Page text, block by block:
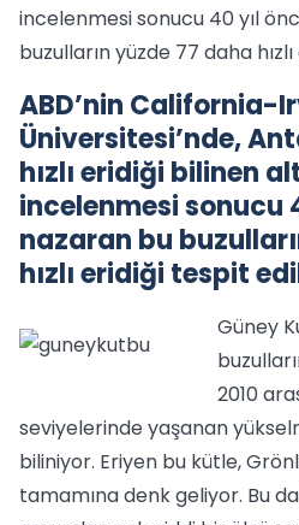
incelenmesi sonucu 40 yıl
buzulların yüzde 77 daha
ABD’nin California-
Üniversitesi’nde,
hızlı eridiği bilinen
incelenmesi sonucu
nazaran bu
hızlı eridiği tespit
Güney
2010
seviyelerinde yaşanan
biliniyor. Eriyen bu kütle,
tamamına denk geliyor. Bu